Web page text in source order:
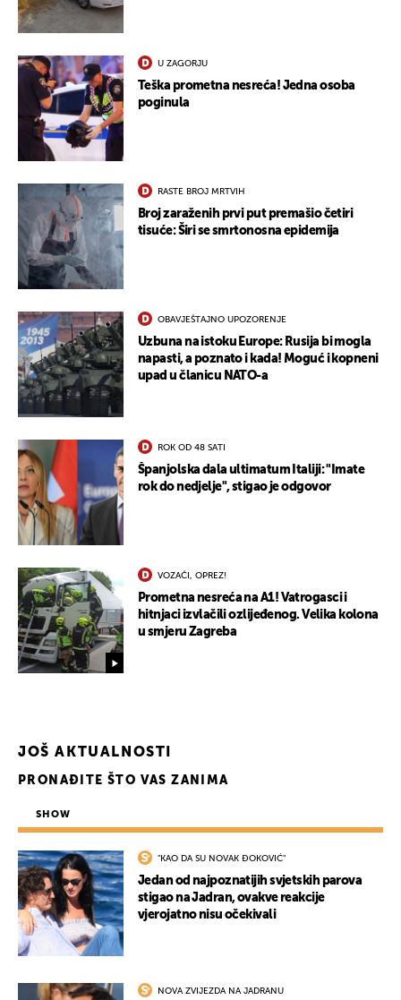
U ZAGORJU
Teška prometna nesreća! Jedna osoba
poginula
RASTE BROJ MRTVIH
Broj zaraženih prvi put premašio četiri
tisuće: Širi se smrtonosna epidemija
OBAVJEŠTAJNO UPOZORENJE
Uzbuna na istoku Europe: Rusija bi mogla
napasti, a poznato i kada! Moguć i kopneni
upad u članicu NATO-a
ROK OD 48 SATI
Španjolska dala ultimatum Italiji: "Imate
rok do nedjelje", stigao je odgovor
VOZAČI, OPREZ!
Prometna nesreća na A1! Vatrogasci i
hitnjaci izvlačili ozlijeđenog. Velika kolona
u smjeru Zagreba
JOŠ AKTUALNOSTI
PRONAĐITE ŠTO VAS ZANIMA
SHOW
"KAO DA SU NOVAK ĐOKOVIĆ"
Jedan od najpoznatijih svjetskih parova
stigao na Jadran, ovakve reakcije
vjerojatno nisu očekivali
NOVA ZVIJEZDA NA JADRANU
UKLJUČITE NOTIFIKACIJE